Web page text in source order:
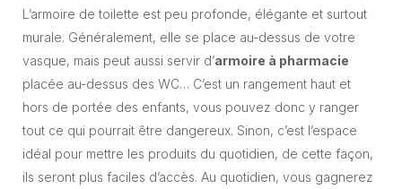
L’armoire de toilette est peu profonde, élégante et surtout
murale. Généralement, elle se place au-dessus de votre
vasque, mais peut aussi servir d’armoire à pharmacie
placée au-dessus des WC… C’est un rangement haut et
hors de portée des enfants, vous pouvez donc y ranger
tout ce qui pourrait être dangereux. Sinon, c’est l’espace
idéal pour mettre les produits du quotidien, de cette façon,
ils seront plus faciles d’accès. Au quotidien, vous gagnerez